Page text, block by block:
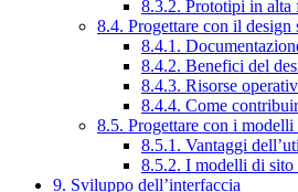
8.3.2. Prototipi in alta
8.4. Progettare con il design
8.4.1.
8.4.2. Benefici del
8.4.3. Risorse
8.4.4. Come
8.5. Progettare con i
8.5.1. Vantaggi
8.5.2. I modelli di
9. Sviluppo dell’interfaccia